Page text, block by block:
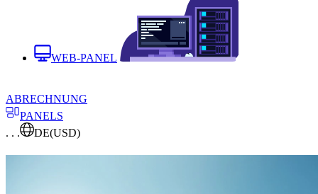
WEB-PANEL
ABRECHNUNG
PANELS
. . .
DE(USD)